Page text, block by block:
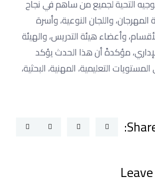
التحية لجميع من ساهم في نجاح
واللجان النوعية، وأسرة
وأعضاء هيئة التدريس، والهيئة
مؤكدةً أن هذا الحدث يؤكد
التعليمية، المهنية، البحثية،